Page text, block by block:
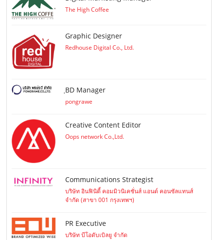
The High Coffee
Graphic Designer
Redhouse Digital Co., Ltd.
ฺBD Manager
pongrawe
Creative Content Editor
Oops network Co.,Ltd.
Communications Strategist
บริษัท อินฟินิตี้ คอมมิวนิเคชั่นส์ แอนด์ คอนซัลแทนส์
จำกัด (สาขา 001 กรุงเทพฯ)
PR Executive
บริษัท บีโอดับเบิลยู จำกัด